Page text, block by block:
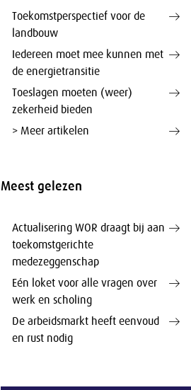
Toekomstperspectief voor de
landbouw
Iedereen moet mee kunnen met
de energietransitie
Toeslagen moeten (weer)
zekerheid bieden
> Meer artikelen
Meest gelezen
Actualisering WOR draagt bij aan
toekomstgerichte
medezeggenschap
Eén loket voor alle vragen over
werk en scholing
De arbeidsmarkt heeft eenvoud
en rust nodig